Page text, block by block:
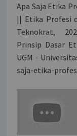
Apa Saja Etika
|| Etika Profesi
Teknokrat,
Prinsip Dasar
UGM -
saja-etika-